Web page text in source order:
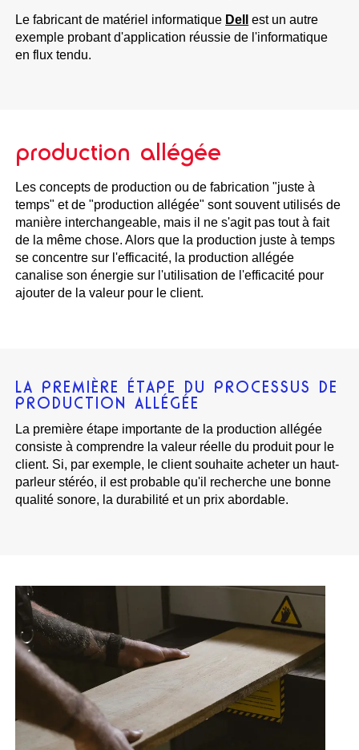
Le fabricant de matériel informatique Dell
est un autre
exemple probant d'application réussie de l'informatique
en flux tendu.
production allégée
Les concepts de production ou de fabrication "juste à
temps" et de "production allégée" sont souvent utilisés de
manière interchangeable, mais il ne s'agit pas tout à fait
de la même chose. Alors que la production juste à temps
se concentre sur l'efficacité, la production allégée
canalise son énergie sur l'utilisation de l'efficacité pour
ajouter de la valeur pour le client.
LA PREMIÈRE ÉTAPE DU PROCESSUS DE
PRODUCTION ALLÉGÉE
La première étape importante de la production allégée
consiste à comprendre la valeur réelle du produit pour le
client. Si, par exemple, le client souhaite acheter un haut-
parleur stéréo, il est probable qu'il recherche une bonne
qualité sonore, la durabilité et un prix abordable.